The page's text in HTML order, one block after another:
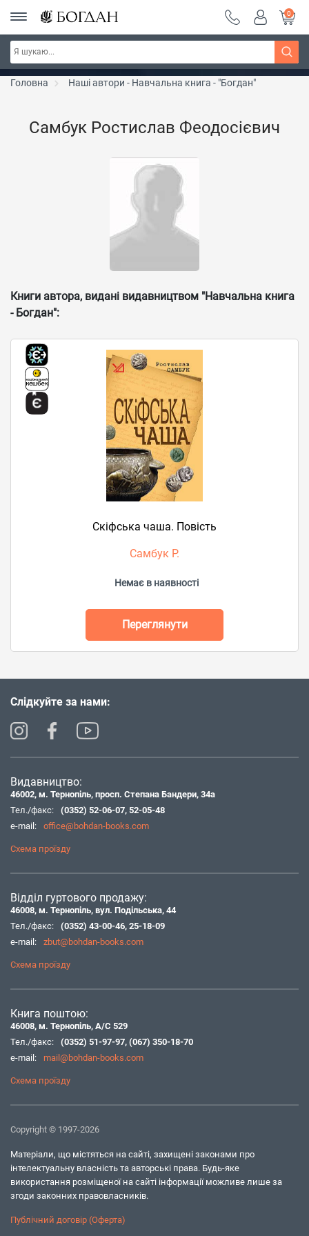
РОЗПРОДАЖ ~ 150 грн ~ 200 грн ~ 250 грн ~
300 грн ~ РОЗПРОДАЖ
Дізнатись більше
0
Головна Наші автори - Навчальна книга - "Богдан"
Самбук Ростислав Феодосієвич
Книги автора, видані видавництвом "Навчальна книга
- Богдан":
Скіфська чаша. Повість
Самбук Р.
Немає в наявності
Переглянути
Слідкуйте за нами:
Видавництво:
46002, м. Тернопіль, просп. Степана Бандери, 34а
Тел./факс:
(0352) 52-06-07, 52-05-48
e-mail:
office@bohdan-books.com
Схема проїзду
Відділ гуртового продажу:
46008, м. Тернопіль, вул. Подільська, 44
Тел./факс:
(0352) 43-00-46, 25-18-09
e-mail:
zbut@bohdan-books.com
Схема проїзду
Книга поштою:
46008, м. Тернопіль, А/С 529
Тел./факс:
(0352) 51-97-97, (067) 350-18-70
e-mail:
mail@bohdan-books.com
Схема проїзду
Copyright © 1997-2026
Матеріали, що містяться на сайті, захищені законами про
інтелектуальну власність та авторські права. Будь-яке
використання розміщеної на сайті інформації можливе лише за
згоди законних правовласників.
Публічний договір (Оферта)